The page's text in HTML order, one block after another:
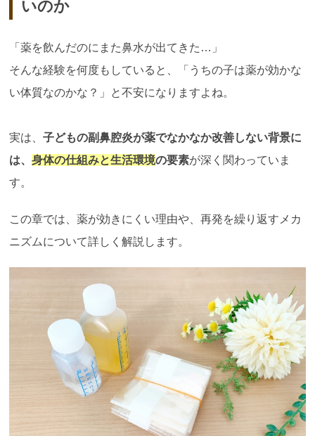
いのか
「薬を飲んだのにまた鼻水が出てきた…」
そんな経験を何度もしていると、「うちの子は薬が効かな
い体質なのかな？」と不安になりますよね。
実は、子どもの副鼻腔炎が薬でなかなか改善しない背景に
は、身体の仕組みと生活環境の要素が深く関わっていま
す。
この章では、薬が効きにくい理由や、再発を繰り返すメカ
ニズムについて詳しく解説します。